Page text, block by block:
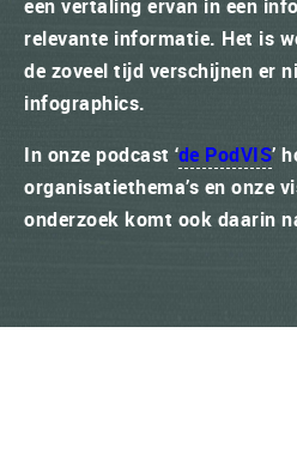
een vertaling ervan in een
relevante informatie. Het is
de zoveel tijd verschijnen er
infographics.
In onze podcast ‘de PodVIS’
organisatiethema’s en onze
onderzoek komt ook daarin